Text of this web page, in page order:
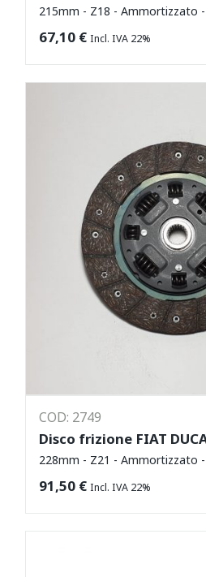
215mm - Z18 - Ammortizzato
67,10 € Incl. IVA 22%
COD: 2749
Disco frizione FIAT
228mm - Z21 - Ammortizzato
91,50 € Incl. IVA 22%